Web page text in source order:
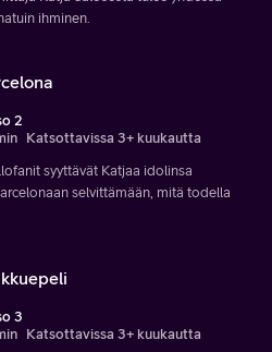
ihminen.
2
Katsottavissa 3+ kuukautta
syyttävät Katjaa idolinsa
selvittämään, mitä todella
3
Katsottavissa 3+ kuukautta